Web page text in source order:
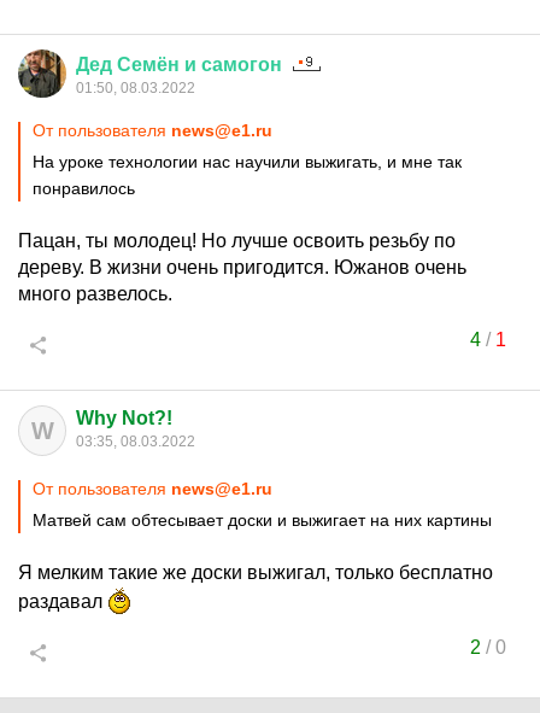
Дед Семён и самогон
01:50, 08.03.2022
От пользователя news@e1.ru
На уроке технологии нас научили выжигать, и мне так
понравилось
Пацан, ты молодец! Но лучше освоить резьбу по
дереву. В жизни очень пригодится. Южанов очень
много развелось.
4/ 1
W Why Not?!
03:35, 08.03.2022
От пользователя news@e1.ru
Матвей сам обтесывает доски и выжигает на них картины
Я мелким такие же доски выжигал, только бесплатно
раздавал
2 /0